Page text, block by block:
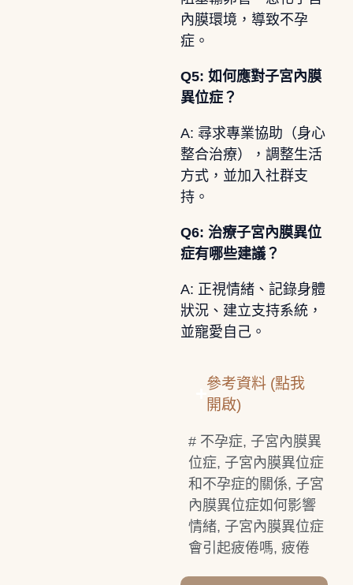
內膜環境，導致不孕
症。
Q5: 如何應對子宮內膜
異位症？
A: 尋求專業協助（身心
整合治療），調整生活
方式，並加入社群支
持。
Q6: 治療子宮內膜異位
症有哪些建議？
A: 正視情緒、記錄身體
狀況、建立支持系統，
並寵愛自己。
參考資料 (點我
開啟)
# 不孕症, 子宮內膜異
位症, 子宮內膜異位症
和不孕症的關係, 子宮
內膜異位症如何影響
情緒, 子宮內膜異位症
會引起疲倦嗎, 疲倦